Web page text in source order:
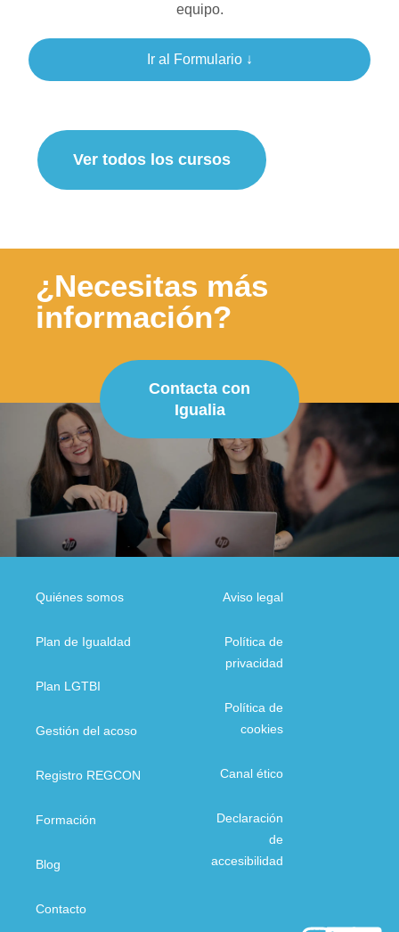
equipo.
Ir al Formulario ↓
Ver todos los cursos
¿Necesitas más
información?
Contacta con
Igualia
Quiénes somos
Plan de Igualdad
Plan LGTBI
Gestión del acoso
Registro REGCON
Formación
Blog
Contacto
Aviso legal
Política de
privacidad
Política de
cookies
Canal ético
Declaración
de
accesibilidad